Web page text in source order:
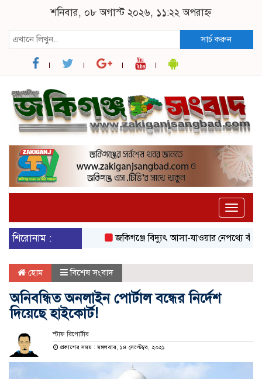
শনিবার, ০৮ অগাস্ট ২০২৬, ১১:২২ অপরাহ্ন
সার্চ করুন
Toggle
শিরোনাম :
জকিগঞ্জে বিদ্যুৎ আসা-যাওয়ার নেপথ্যে কী,
হোম বিশেষ সংবাদ
অনিবন্ধিত অনলাইন পোর্টাল বন্ধের নির্দেশ
দিয়েছে হাইকোর্ট!
স্টাফ রিপোর্টার
প্রকাশের সময় : মঙ্গলবার, ১৪ সেপ্টেম্বর, ২০২১